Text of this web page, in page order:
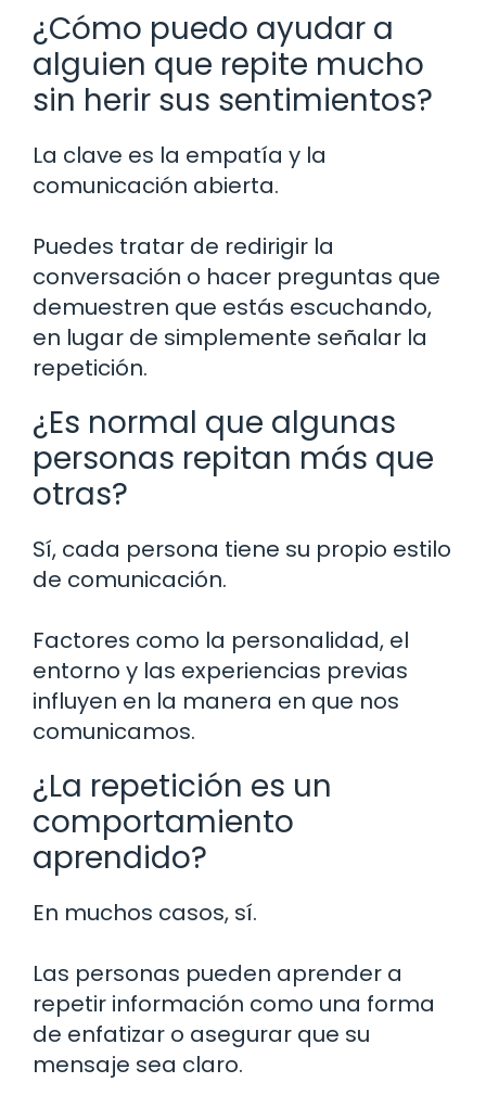
¿Cómo puedo ayudar a
alguien que repite mucho
sin herir sus sentimientos?
La clave es la empatía y la
comunicación abierta.
Puedes tratar de redirigir la
conversación o hacer preguntas que
demuestren que estás escuchando,
en lugar de simplemente señalar la
repetición.
¿Es normal que algunas
personas repitan más que
otras?
Sí, cada persona tiene su propio estilo
de comunicación.
Factores como la personalidad, el
entorno y las experiencias previas
influyen en la manera en que nos
comunicamos.
¿La repetición es un
comportamiento
aprendido?
En muchos casos, sí.
Las personas pueden aprender a
repetir información como una forma
de enfatizar o asegurar que su
mensaje sea claro.